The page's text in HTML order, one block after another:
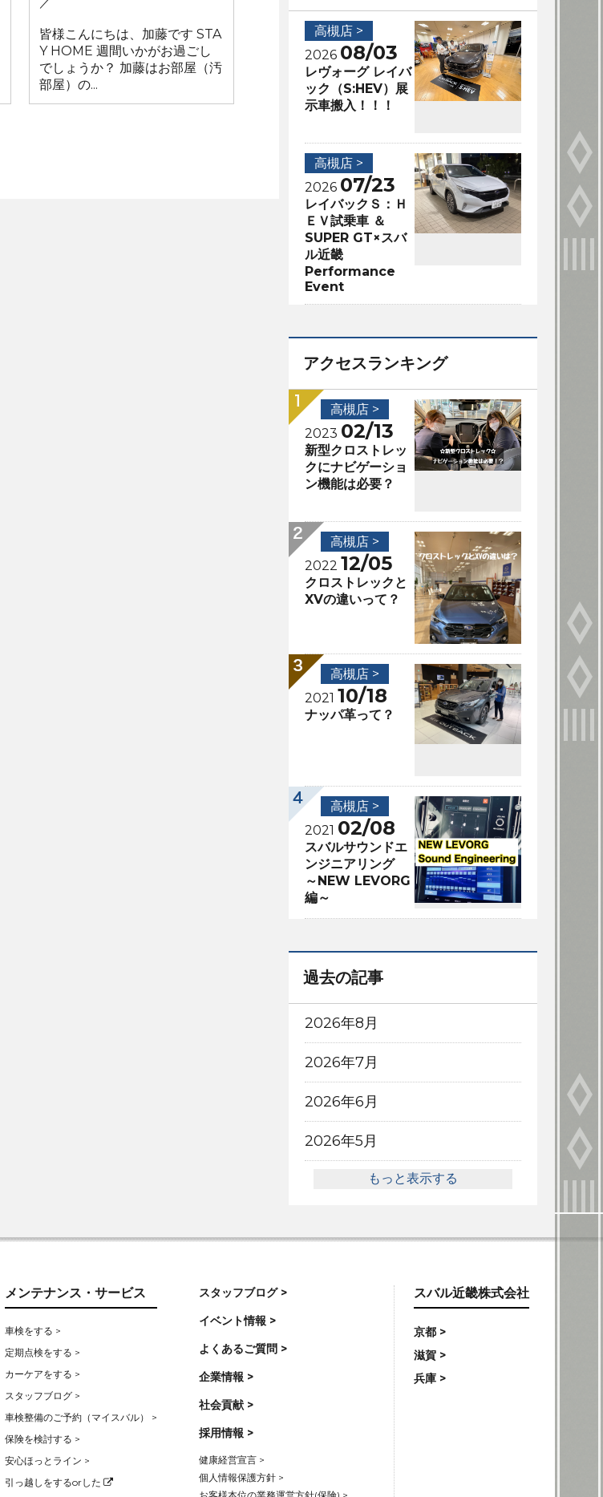
皆様こんにちは、加藤です STA
Y HOME 週間いかがお過ごし
でしょうか？ 加藤はお部屋（汚
部屋）の...
高槻店 >
2026 08/03
レヴォーグ レイバ
ック（S:HEV）展
示車搬入！！！
高槻店 >
2026 07/23
レイバックＳ：Ｈ
ＥＶ試乗車 ＆
SUPER GT×スバ
ル近畿
Performance
Event
アクセスランキング
高槻店 >
2023 02/13
新型クロストレッ
クにナビゲーショ
ン機能は必要？
高槻店 >
2022 12/05
クロストレックと
XVの違いって？
高槻店 >
2021 10/18
ナッパ革って？
高槻店 >
2021 02/08
スバルサウンドエ
ンジニアリング
～NEW LEVORG
編～
過去の記事
2026年8月
2026年7月
2026年6月
2026年5月
もっと表示する
メンテナンス・サービス
車検をする >
定期点検をする >
カーケアをする >
スタッフブログ >
車検整備のご予約（マイスバル） >
保険を検討する >
安心ほっとライン >
引っ越しをするorした
スタッフブログ >
イベント情報 >
よくあるご質問 >
企業情報 >
社会貢献 >
採用情報 >
健康経営宣言 >
個人情報保護方針 >
スバル近畿株式会社
京都 >
滋賀 >
兵庫 >